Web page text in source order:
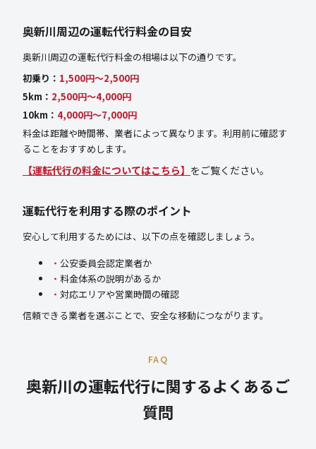
奥新川周辺の運転代行料金の目安
奥新川周辺の運転代行料金の相場は以下の通りです。
初乗り： 1,500円〜2,500円
5km： 2,500円〜4,000円
10km： 4,000円〜7,000円
料金は距離や時間帯、業者によって異なります。利用前に確認す
ることをおすすめします。
【運転代行の料金についてはこちら】 をご覧ください。
運転代行を利用する際のポイント
安心して利用するためには、以下の点を確認しましょう。
公安委員会認定業者か
料金体系の説明があるか
対応エリアや営業時間の確認
信頼できる業者を選ぶことで、安全な移動につながります。
FAQ
奥新川の運転代行に関するよくあるご
質問